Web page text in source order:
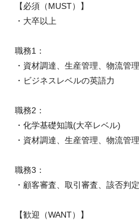
【必須（MUST）】
・大卒以上
職務1：
・資材調達、生産管理、物流管
・ビジネスレベルの英語力
職務2：
・化学基礎知識(大卒レベル)
・資材調達、生産管理、物流管
職務3：
・顧客審査、取引審査、該否判
【歓迎（WANT）】